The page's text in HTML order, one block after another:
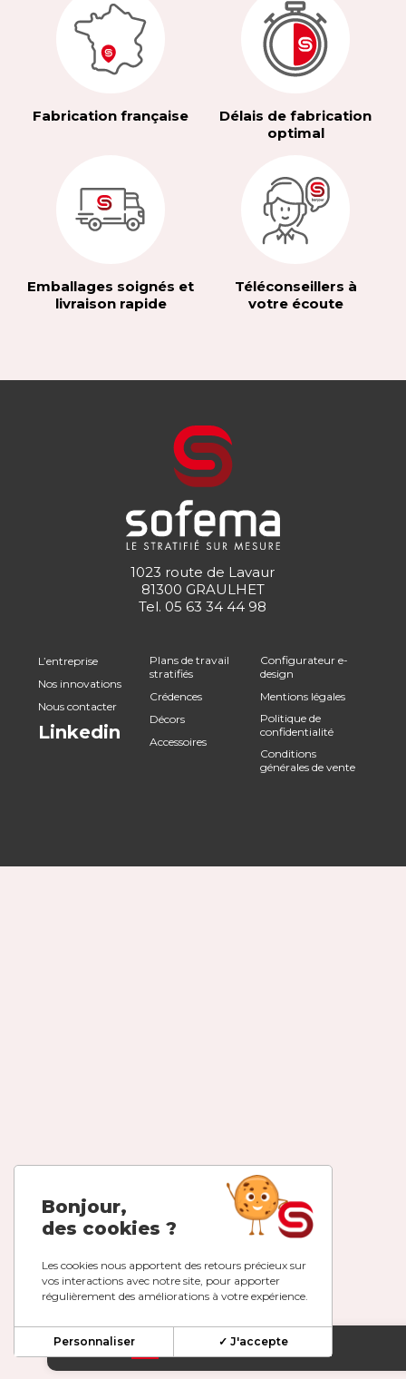
Fabrication française
Délais de fabrication
optimal
Emballages soignés et
livraison rapide
Téléconseillers à
votre écoute
1023 route de Lavaur
81300 GRAULHET
Tel. 05 63 34 44 98
L’entreprise
Nos innovations
Nous contacter
Linkedin
Plans de travail
stratifiés
Crédences
Décors
Accessoires
Configurateur e-
design
Mentions légales
Politique de
confidentialité
Conditions
générales de vente
Bonjour,
des cookies ?
Les cookies nous apportent des retours précieux sur
vos interactions avec notre site, pour apporter
régulièrement des améliorations à votre expérience.
✓ J'accepte
Personnaliser